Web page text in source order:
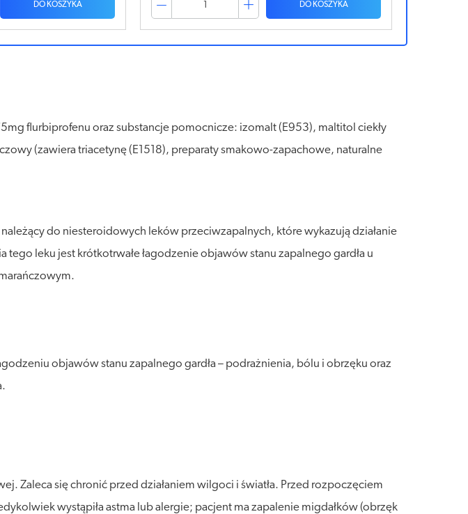
DO KOSZYKA DO KOSZYKA
flurbiprofenu oraz substancje pomocnicze: izomalt (E953), maltitol ciekły
(zawiera triacetynę (E1518), preparaty smakowo-zapachowe, naturalne
do niesteroidowych leków przeciwzapalnych, które wykazują działanie
leku jest krótkotrwałe łagodzenie objawów stanu zapalnego gardła u
objawów stanu zapalnego gardła – podrażnienia, bólu i obrzęku oraz
Zaleca się chronić przed działaniem wilgoci i światła. Przed rozpoczęciem
wystąpiła astma lub alergie; pacjent ma zapalenie migdałków (obrzęk